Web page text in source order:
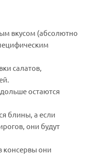
вкусом (абсолютно
салатов,
остаются
блины, а если
они будут
консервы они